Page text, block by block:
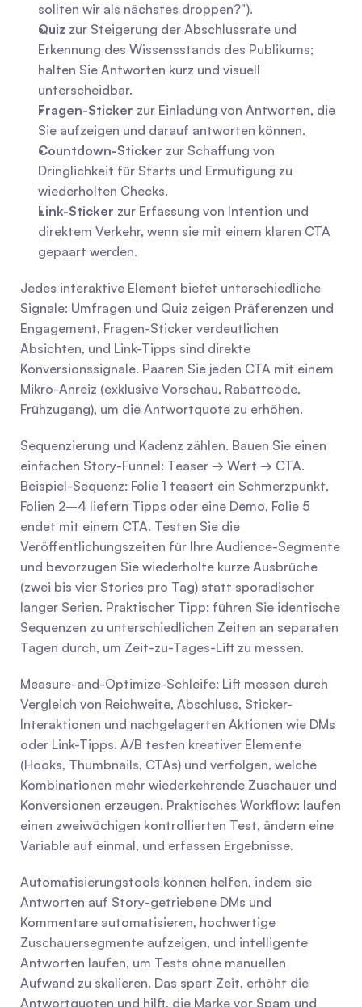
sollten wir als nächstes droppen?").
Quiz zur Steigerung der Abschlussrate und
Erkennung des Wissensstands des Publikums;
halten Sie Antworten kurz und visuell
unterscheidbar.
Fragen-Sticker zur Einladung von Antworten, die
Sie aufzeigen und darauf antworten können.
Countdown-Sticker zur Schaffung von
Dringlichkeit für Starts und Ermutigung zu
wiederholten Checks.
Link-Sticker zur Erfassung von Intention und
direktem Verkehr, wenn sie mit einem klaren CTA
gepaart werden.
Jedes interaktive Element bietet unterschiedliche
Signale: Umfragen und Quiz zeigen Präferenzen und
Engagement, Fragen-Sticker verdeutlichen
Absichten, und Link-Tipps sind direkte
Konversionssignale. Paaren Sie jeden CTA mit einem
Mikro-Anreiz (exklusive Vorschau, Rabattcode,
Frühzugang), um die Antwortquote zu erhöhen.
Sequenzierung und Kadenz zählen. Bauen Sie einen
einfachen Story-Funnel: Teaser → Wert → CTA.
Beispiel-Sequenz: Folie 1 teasert ein Schmerzpunkt,
Folien 2–4 liefern Tipps oder eine Demo, Folie 5
endet mit einem CTA. Testen Sie die
Veröffentlichungszeiten für Ihre Audience-Segmente
und bevorzugen Sie wiederholte kurze Ausbrüche
(zwei bis vier Stories pro Tag) statt sporadischer
langer Serien. Praktischer Tipp: führen Sie identische
Sequenzen zu unterschiedlichen Zeiten an separaten
Tagen durch, um Zeit-zu-Tages-Lift zu messen.
Measure-and-Optimize-Schleife: Lift messen durch
Vergleich von Reichweite, Abschluss, Sticker-
Interaktionen und nachgelagerten Aktionen wie DMs
oder Link-Tipps. A/B testen kreativer Elemente
(Hooks, Thumbnails, CTAs) und verfolgen, welche
Kombinationen mehr wiederkehrende Zuschauer und
Konversionen erzeugen. Praktisches Workflow: laufen
einen zweiwöchigen kontrollierten Test, ändern eine
Variable auf einmal, und erfassen Ergebnisse.
Automatisierungstools können helfen, indem sie
Antworten auf Story-getriebene DMs und
Kommentare automatisieren, hochwertige
Zuschauersegmente aufzeigen, und intelligente
Antworten laufen, um Tests ohne manuellen
Aufwand zu skalieren. Das spart Zeit, erhöht die
Antwortquoten und hilft, die Marke vor Spam und